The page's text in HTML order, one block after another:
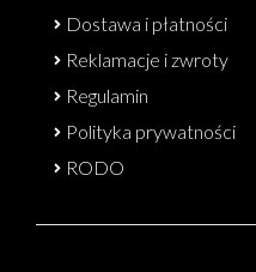
Dostawa i płatności
Reklamacje i zwroty
Regulamin
Polityka prywatności
RODO